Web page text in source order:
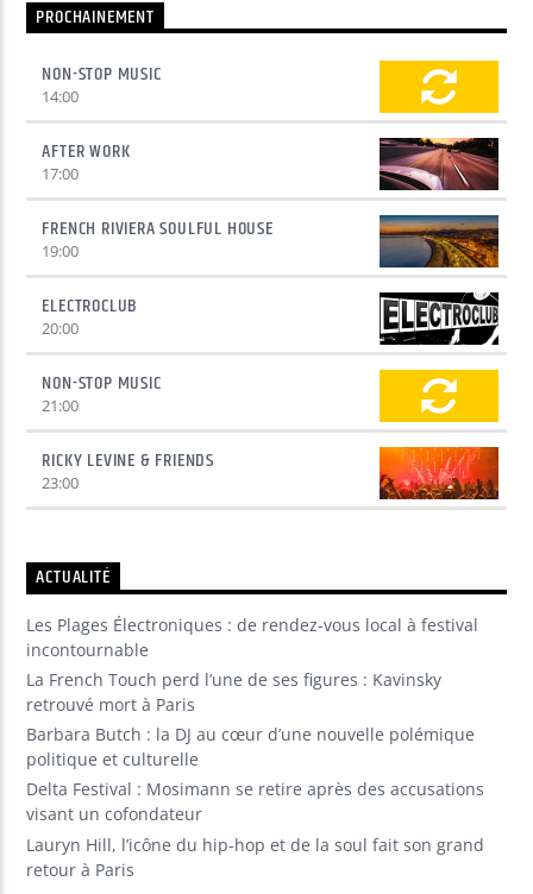
PROCHAINEMENT
NON-STOP MUSIC
14:00
AFTER WORK
17:00
FRENCH RIVIERA SOULFUL HOUSE
19:00
ELECTROCLUB
20:00
NON-STOP MUSIC
21:00
RICKY LEVINE & FRIENDS
23:00
ACTUALITÉ
Les Plages Électroniques : de rendez-vous local à festival
incontournable
La French Touch perd l’une de ses figures : Kavinsky
retrouvé mort à Paris
Barbara Butch : la DJ au cœur d’une nouvelle polémique
politique et culturelle
Delta Festival : Mosimann se retire après des accusations
visant un cofondateur
Lauryn Hill, l’icône du hip-hop et de la soul fait son grand
retour à Paris